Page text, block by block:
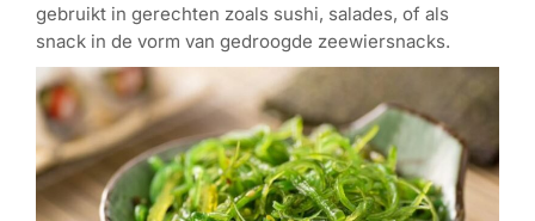
gebruikt in gerechten zoals sushi, salades, of als
snack in de vorm van gedroogde zeewiersnacks.